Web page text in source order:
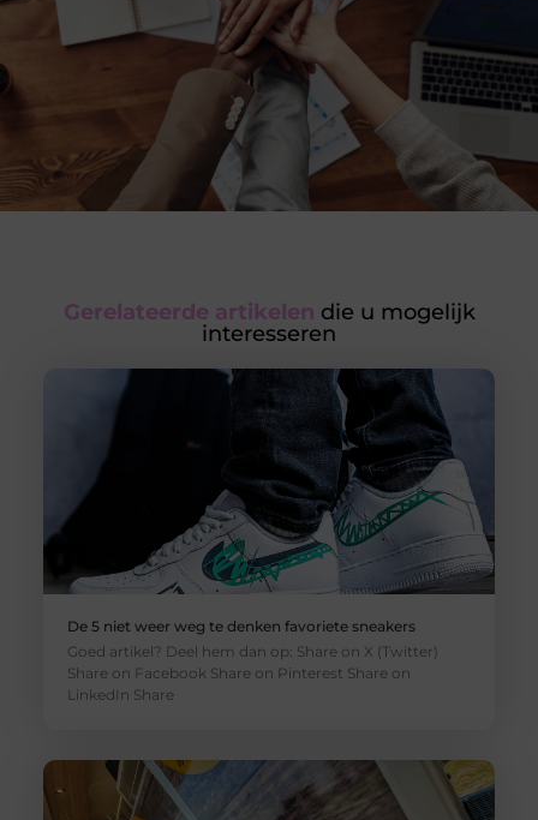
Gerelateerde artikelen die u mogelijk
interesseren
De 5 niet weer weg te denken favoriete sneakers
Goed artikel? Deel hem dan op: Share on X (Twitter)
Share on Facebook Share on Pinterest Share on
LinkedIn Share